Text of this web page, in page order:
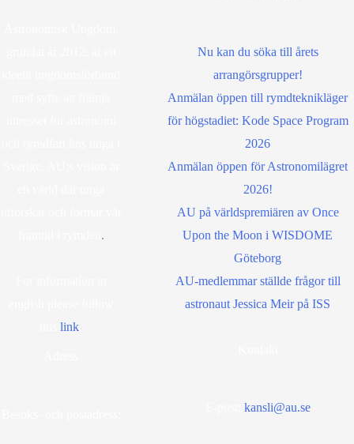
.
link
Nu kan du söka till årets
arrangörsgrupper!
Anmälan öppen till rymdteknikläger
för högstadiet: Kode Space Program
2026
Anmälan öppen för Astronomilägret
2026!
AU på världspremiären av Once
Upon the Moon i WISDOME
Göteborg
AU-medlemmar ställde frågor till
astronaut Jessica Meir på ISS
kansli@au.se